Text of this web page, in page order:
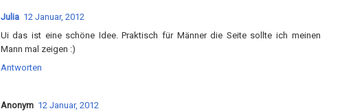
Julia 12 Januar, 2012
Ui das ist eine schöne Idee. Praktisch für Männer die Seite sollte ich meinen
Mann mal zeigen :)
Antworten
Anonym 12 Januar, 2012